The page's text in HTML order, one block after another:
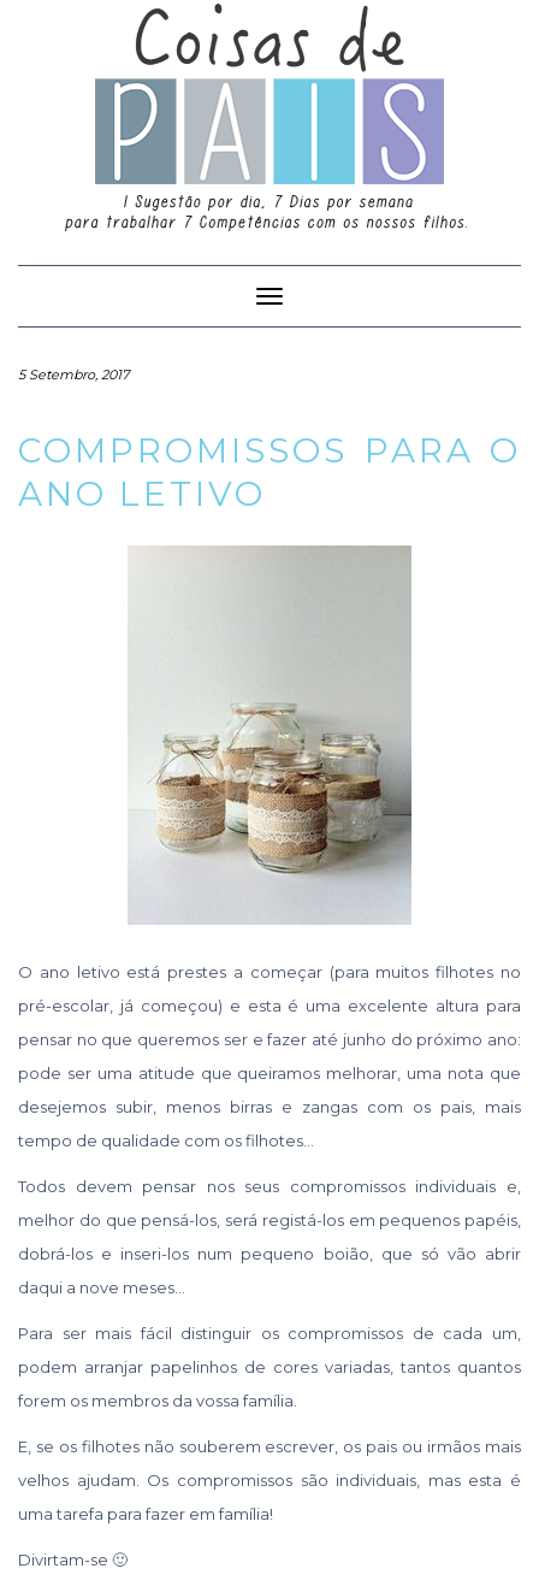
Toggle
Navigation
5 Setembro, 2017
COMPROMISSOS PARA O
ANO LETIVO
O ano letivo está prestes a começar (para muitos filhotes no
pré-escolar, já começou) e esta é uma excelente altura para
pensar no que queremos ser e fazer até junho do próximo ano:
pode ser uma atitude que queiramos melhorar, uma nota que
desejemos subir, menos birras e zangas com os pais, mais
tempo de qualidade com os filhotes…
Todos devem pensar nos seus compromissos individuais e,
melhor do que pensá-los, será registá-los em pequenos papéis,
dobrá-los e inseri-los num pequeno boião, que só vão abrir
daqui a nove meses…
Para ser mais fácil distinguir os compromissos de cada um,
podem arranjar papelinhos de cores variadas, tantos quantos
forem os membros da vossa família.
E, se os filhotes não souberem escrever, os pais ou irmãos mais
velhos ajudam. Os compromissos são individuais, mas esta é
uma tarefa para fazer em família!
Divirtam-se 🙂